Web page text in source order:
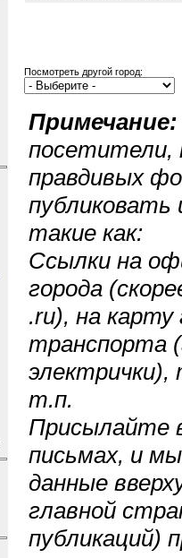
Посмотреть другой город:
Примечание:
посетители,
правдивых
публиковать
такие как:
Ссылки на
города
.ru), на карту
транспорта
т.п.
Присылайте
письмах, и
данные
главной
публикаций)